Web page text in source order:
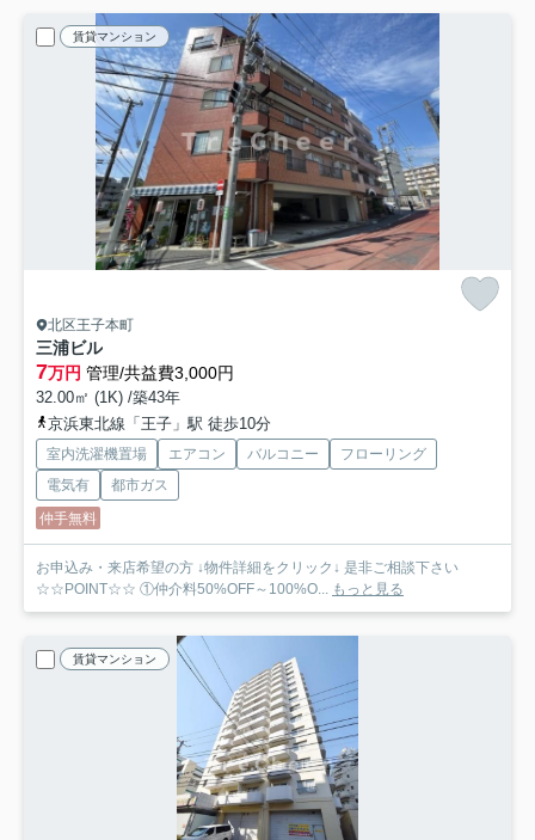
賃貸マンション
北区王子本町
三浦ビル
7万円 管理/共益費3,000円
32.00㎡ (1K) /築43年
京浜東北線「王子」駅 徒歩10分
室内洗濯機置場 エアコン バルコニー
フローリング
電気有
都市ガス
仲手無料
お申込み・来店希望の方 ↓物件詳細をクリック↓ 是非ご相談下さい
☆☆POINT☆☆ ①仲介料50%OFF～100%O... もっと見る
賃貸マンション